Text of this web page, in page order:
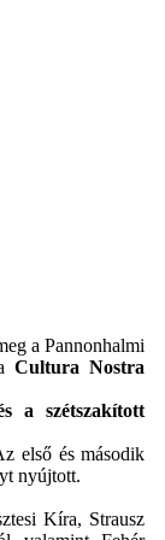
a Pannonhalmi
aCultura Nostra
a szétszakított
első és második
nyújtott.
Kíra, Strausz